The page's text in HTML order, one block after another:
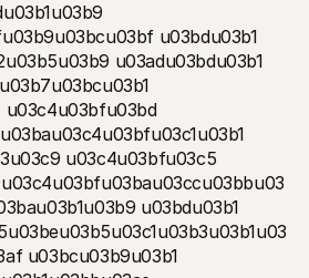
u03bdu03b1
u03adu03bdu03b1
u03c4u03bfu03bd
u03c4u03bfu03c5
u03bdu03b1
u03bcu03b9u03b1